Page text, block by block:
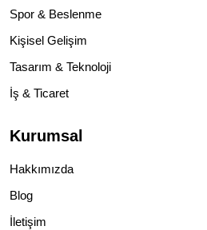
Spor & Beslenme
Kişisel Gelişim
Tasarım & Teknoloji
İş & Ticaret
Kurumsal
Hakkımızda
Blog
İletişim